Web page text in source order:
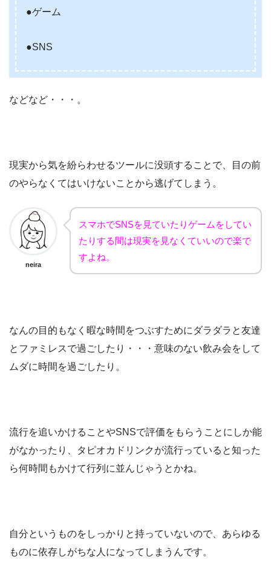
●ゲーム
●SNS
などなど・・・。
現実から気を紛らわせるツールに没頭することで、目の前
のやらなくてはいけないことから逃げてしまう。
neira
スマホでSNSを見ていたりゲームをしてい
たりする間は現実を見なくていいので楽で
すよね。
なんの目的もなく暇な時間をつぶすためにダラダラと友達
とファミレスで過ごしたり・・・意味のない飲み会をして
ムダに時間を過ごしたり。
流行を追いかけることやSNSで評価をもらうことにしか能
がなかったり、タピオカドリンクが流行っていると知った
ら何時間もかけて行列に並んじゃうとかね。
自分というものをしっかりと持っていないので、あらゆる
ものに依存しがちな人になってしまうんです。